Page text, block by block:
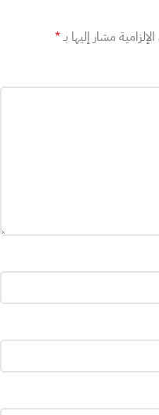
مشار إليها بـ*